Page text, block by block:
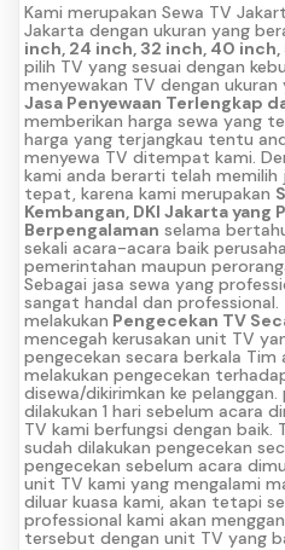
Kami merupakan Sewa TV
Jakarta dengan ukuran yang
inch, 24 inch, 32 inch, 40
pilih TV yang sesuai dengan
menyewakan TV dengan
Jasa Penyewaan Terlengkap
memberikan harga sewa yang
harga yang terjangkau tentu
menyewa TV ditempat kami.
kami anda berarti telah memilih
tepat, karena kami merupakan
Kembangan, DKI Jakarta yang
Berpengalaman selama
sekali acara-acara baik
pemerintahan maupun
Sebagai jasa sewa yang
sangat handal dan professional.
melakukan Pengecekan TV
mencegah kerusakan unit TV
pengecekan secara berkala Tim
melakukan pengecekan
disewa/dikirimkan ke
dilakukan 1 hari sebelum acara
TV kami berfungsi dengan baik.
sudah dilakukan pengecekan
pengecekan sebelum acara
unit TV kami yang mengalami
diluar kuasa kami, akan tetapi
professional kami akan
tersebut dengan unit TV yang